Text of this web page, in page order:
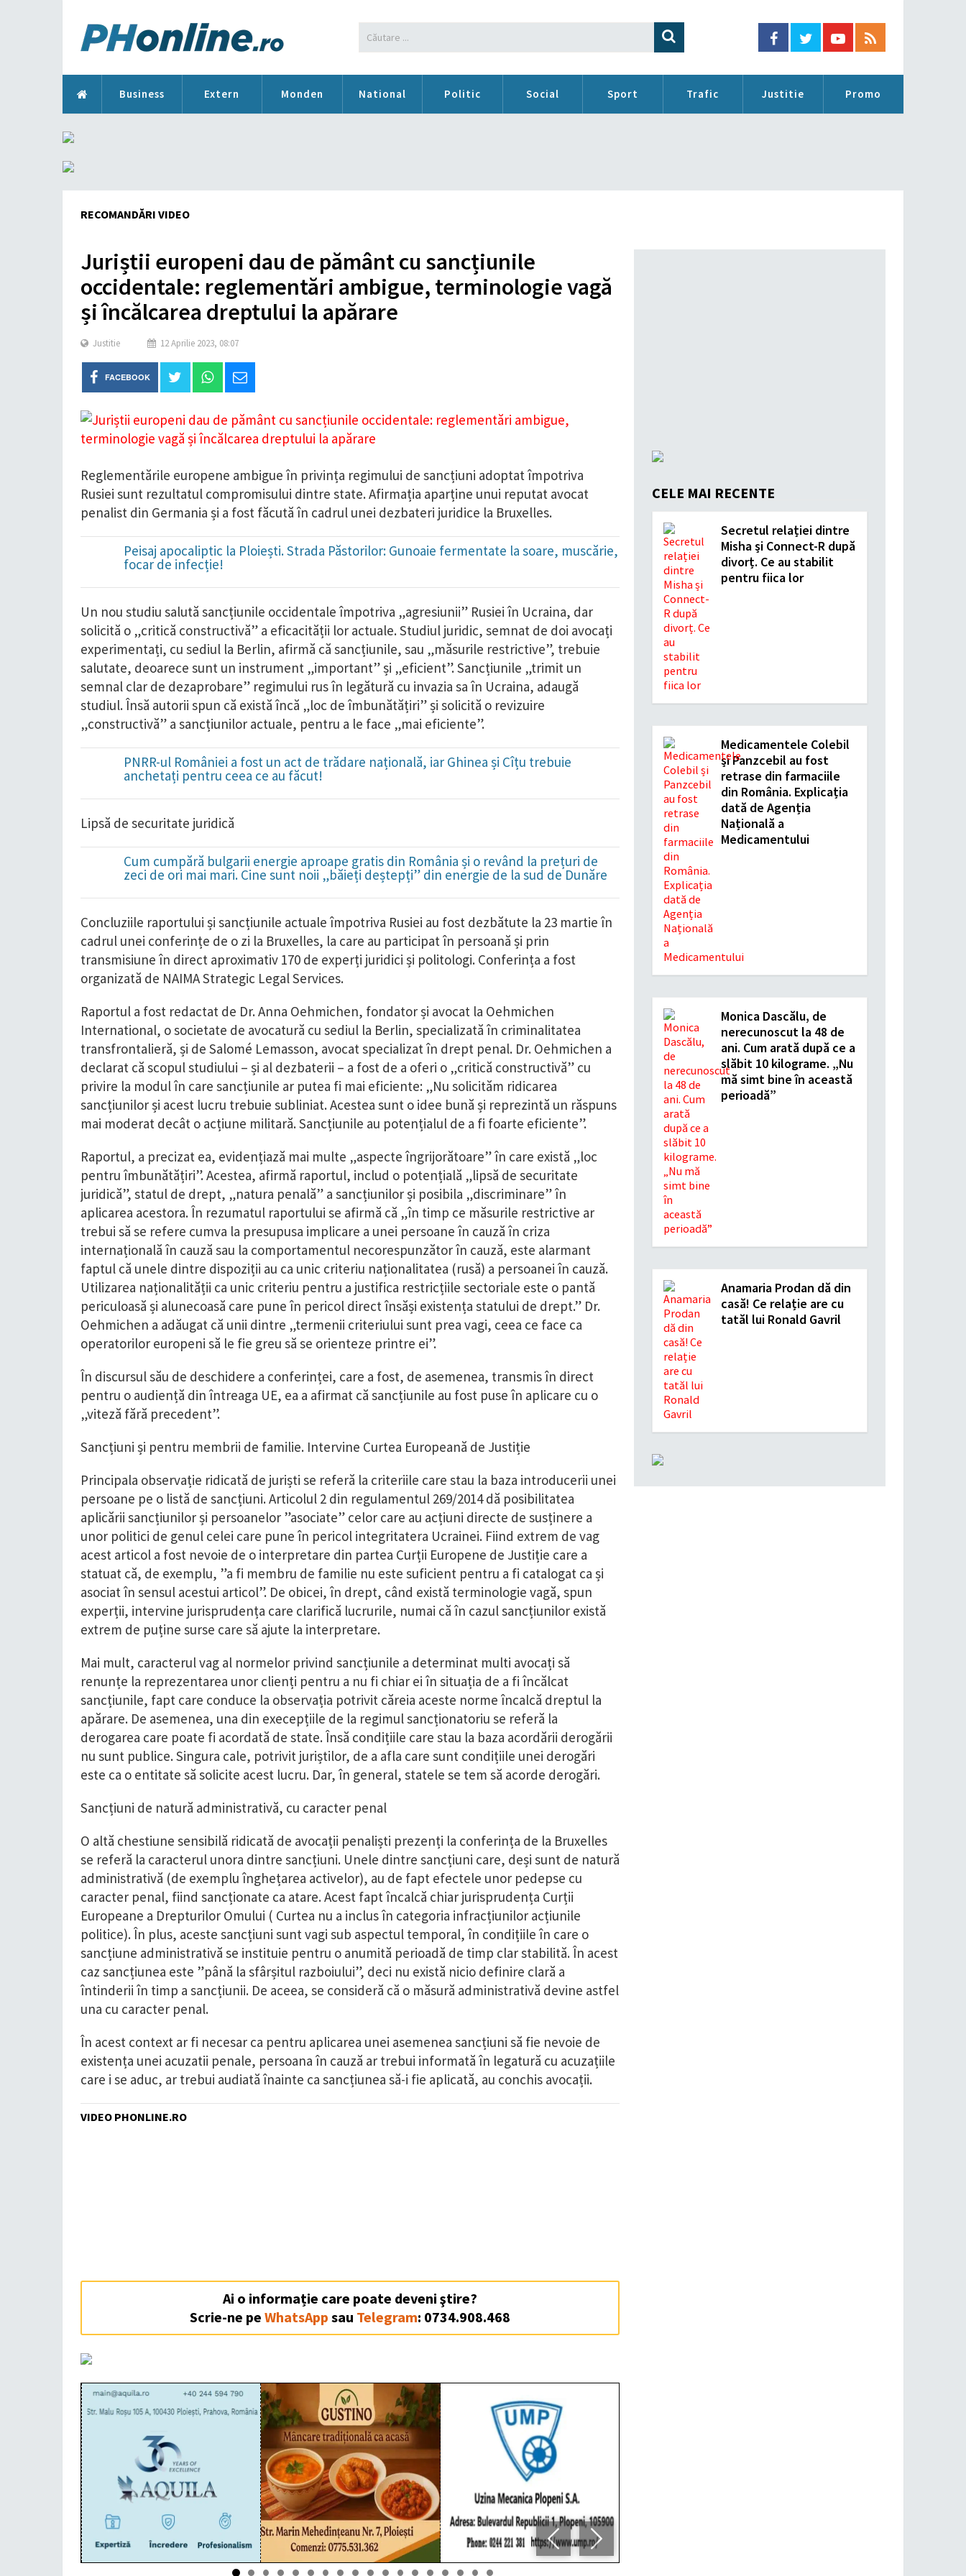
Business Extern Monden National Politic Social Sport Trafic Justitie Promo
RECOMANDĂRI VIDEO
Juriștii europeni dau de pământ cu sancțiunile
occidentale: reglementări ambigue, terminologie vagă
și încălcarea dreptului la apărare
Justitie 12 Aprilie 2023, 08:07
FACEBOOK
Reglementările europene ambigue în privința regimului de sancțiuni adoptat împotriva
Rusiei sunt rezultatul compromisului dintre state. Afirmația aparține unui reputat avocat
penalist din Germania și a fost făcută în cadrul unei dezbateri juridice la Bruxelles.
Peisaj apocaliptic la Ploiești. Strada Păstorilor: Gunoaie fermentate la soare, muscărie,
focar de infecție!
Un nou studiu salută sancțiunile occidentale împotriva „agresiunii” Rusiei în Ucraina, dar
solicită o „critică constructivă” a eficacității lor actuale. Studiul juridic, semnat de doi avocați
experimentați, cu sediul la Berlin, afirmă că sancțiunile, sau „măsurile restrictive”, trebuie
salutate, deoarece sunt un instrument „important” și „eficient”. Sancțiunile „trimit un
semnal clar de dezaprobare” regimului rus în legătură cu invazia sa în Ucraina, adaugă
studiul. Însă autorii spun că există încă „loc de îmbunătățiri” și solicită o revizuire
„constructivă” a sancțiunilor actuale, pentru a le face „mai eficiente”.
PNRR-ul României a fost un act de trădare națională, iar Ghinea și Cîțu trebuie
anchetați pentru ceea ce au făcut!
Lipsă de securitate juridică
Cum cumpără bulgarii energie aproape gratis din România și o revând la prețuri de
zeci de ori mai mari. Cine sunt noii „băieți deștepți” din energie de la sud de Dunăre
Concluziile raportului și sancțiunile actuale împotriva Rusiei au fost dezbătute la 23 martie în
cadrul unei conferințe de o zi la Bruxelles, la care au participat în persoană și prin
transmisiune în direct aproximativ 170 de experți juridici și politologi. Conferința a fost
organizată de NAIMA Strategic Legal Services.
Raportul a fost redactat de Dr. Anna Oehmichen, fondator și avocat la Oehmichen
International, o societate de avocatură cu sediul la Berlin, specializată în criminalitatea
transfrontalieră, și de Salomé Lemasson, avocat specializat în drept penal. Dr. Oehmichen a
declarat că scopul studiului – și al dezbaterii – a fost de a oferi o „critică constructivă” cu
privire la modul în care sancțiunile ar putea fi mai eficiente: „Nu solicităm ridicarea
sancțiunilor și acest lucru trebuie subliniat. Acestea sunt o idee bună și reprezintă un răspuns
mai moderat decât o acțiune militară. Sancțiunile au potențialul de a fi foarte eficiente”.
Raportul, a precizat ea, evidențiază mai multe „aspecte îngrijorătoare” în care există „loc
pentru îmbunătățiri”. Acestea, afirmă raportul, includ o potențială „lipsă de securitate
juridică”, statul de drept, „natura penală” a sancțiunilor și posibila „discriminare” în
aplicarea acestora. În rezumatul raportului se afirmă că „în timp ce măsurile restrictive ar
trebui să se refere cumva la presupusa implicare a unei persoane în cauză în criza
internațională în cauză sau la comportamentul necorespunzător în cauză, este alarmant
faptul că unele dintre dispoziții au ca unic criteriu naționalitatea (rusă) a persoanei în cauză.
Utilizarea naționalității ca unic criteriu pentru a justifica restricțiile sectoriale este o pantă
periculoasă și alunecoasă care pune în pericol direct însăși existența statului de drept.” Dr.
Oehmichen a adăugat că unii dintre „termenii criteriului sunt prea vagi, ceea ce face ca
operatorilor europeni să le fie greu să se orienteze printre ei”.
În discursul său de deschidere a conferinței, care a fost, de asemenea, transmis în direct
pentru o audiență din întreaga UE, ea a afirmat că sancțiunile au fost puse în aplicare cu o
„viteză fără precedent”.
Sancțiuni și pentru membrii de familie. Intervine Curtea Europeană de Justiție
Principala observație ridicată de juriști se referă la criteriile care stau la baza introducerii unei
persoane pe o listă de sancțiuni. Articolul 2 din regulamentul 269/2014 dă posibilitatea
aplicării sancțiunilor și persoanelor ”asociate” celor care au acțiuni directe de susținere a
unor politici de genul celei care pune în pericol integritatera Ucrainei. Fiind extrem de vag
acest articol a fost nevoie de o interpretare din partea Curții Europene de Justiție care a
statuat că, de exemplu, ”a fi membru de familie nu este suficient pentru a fi catalogat ca și
asociat în sensul acestui articol”. De obicei, în drept, când există terminologie vagă, spun
experții, intervine jurisprudența care clarifică lucrurile, numai că în cazul sancțiunilor există
extrem de puține surse care să ajute la interpretare.
Mai mult, caracterul vag al normelor privind sancțiunile a determinat multi avocați să
renunțe la reprezentarea unor clienți pentru a nu fi chiar ei în situația de a fi încălcat
sancțiunile, fapt care conduce la observația potrivit căreia aceste norme încalcă dreptul la
apărare. De asemenea, una din execepțiile de la regimul sancționatoriu se referă la
derogarea care poate fi acordată de state. Însă condițiile care stau la baza acordării derogării
nu sunt publice. Singura cale, potrivit juriștilor, de a afla care sunt condițiile unei derogări
este ca o entitate să solicite acest lucru. Dar, în general, statele se tem să acorde derogări.
Sancțiuni de natură administrativă, cu caracter penal
O altă chestiune sensibilă ridicată de avocații penaliști prezenți la conferința de la Bruxelles
se referă la caracterul unora dintre sancțiuni. Unele dintre sancțiuni care, deși sunt de natură
administrativă (de exemplu înghețarea activelor), au de fapt efectele unor pedepse cu
caracter penal, fiind sancționate ca atare. Acest fapt încalcă chiar jurisprudența Curții
Europeane a Drepturilor Omului ( Curtea nu a inclus în categoria infracțiunilor acțiunile
politice). În plus, aceste sancțiuni sunt vagi sub aspectul temporal, în condițiile în care o
sancțiune administrativă se instituie pentru o anumită perioadă de timp clar stabilită. În acest
caz sancțiunea este ”până la sfârșitul razboiului”, deci nu există nicio definire clară a
întinderii în timp a sancțiunii. De aceea, se consideră că o măsură administrativă devine astfel
una cu caracter penal.
În acest context ar fi necesar ca pentru aplicarea unei asemenea sancțiuni să fie nevoie de
existența unei acuzatii penale, persoana în cauză ar trebui informată în legatură cu acuzațiile
care i se aduc, ar trebui audiată înainte ca sancțiunea să-i fie aplicată, au conchis avocații.
VIDEO PHONLINE.RO
Ai o informație care poate deveni ştire?
Scrie-ne peWhatsApp sau Telegram: 0734.908.468
CELE MAI RECENTE
Secretul relației dintre
Misha și Connect-R după
divorț. Ce au stabilit
pentru fiica lor
Medicamentele Colebil
și Panzcebil au fost
retrase din farmaciile
din România. Explicația
dată de Agenția
Națională a
Medicamentului
Monica Dascălu, de
nerecunoscut la 48 de
ani. Cum arată după ce a
slăbit 10 kilograme. „Nu
mă simt bine în această
perioadă”
Anamaria Prodan dă din
casă! Ce relație are cu
tatăl lui Ronald Gavril